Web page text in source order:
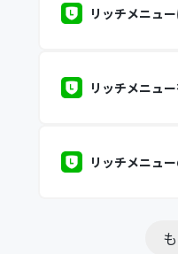
リッチメニュ
リッチメニュ
リッチメニュ